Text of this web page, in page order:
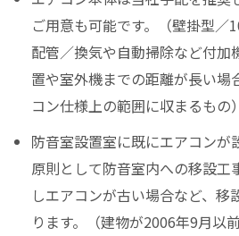
ご用意も可能です。（壁掛型／
配管／換気や自動掃除など付加
置や室外機までの距離が長い場
コン仕様上の範囲に収まるもの）
防音室設置室に既にエアコンが
原則として防音室内への移設工
しエアコンが古い場合など、移
ります。（建物が2006年9月以